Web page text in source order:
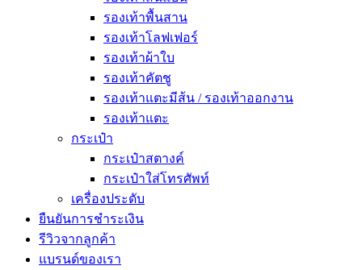
รองเท้าพื้นสาน
รองเท้าโลฟเฟอร์
รองเท้าผ้าใบ
รองเท้าคัตชู
รองเท้าแตะมีส้น / รองเท้าออกงาน
รองเท้าแตะ
กระเป๋า
กระเป๋าสตางค์
กระเป๋าใส่โทรศัพท์
เครื่องประดับ
ยืนยันการชำระเงิน
รีวิวจากลูกค้า
แบรนด์ของเรา